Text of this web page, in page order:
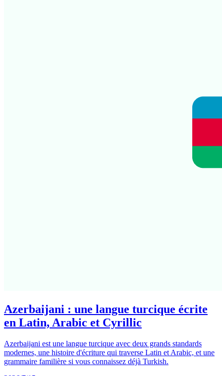
Azerbaijani : une langue turcique écrite
en Latin, Arabic et Cyrillic
Azerbaijani est une langue turcique avec deux grands standards
modernes, une histoire d'écriture qui traverse Latin et Arabic, et une
grammaire familière si vous connaissez déjà Turkish.